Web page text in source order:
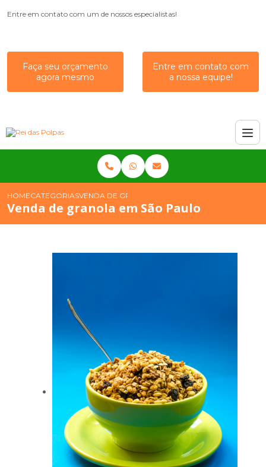
Entre em contato com um de nossos especialistas!
Faça seu orçamento
agora mesmo
Entre em contato com
a nossa equipe!
HOMECATEGORIASVENDA DE GRANOLA EM SÃO PAULO
Venda de granola em São Paulo